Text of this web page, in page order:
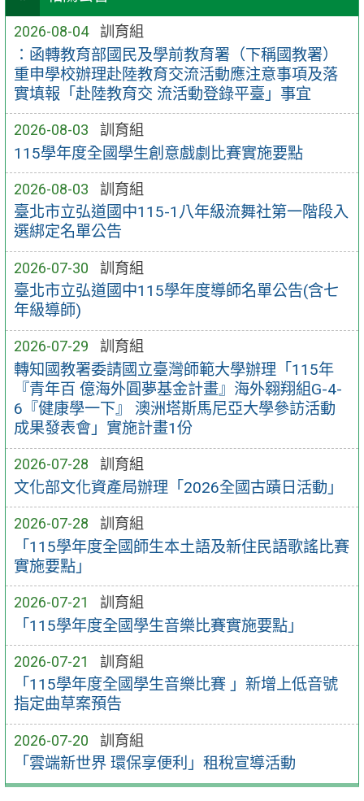
2026-08-04 訓育組
：函轉教育部國民及學前教育署（下稱國教署）
重申學校辦理赴陸教育交流活動應注意事項及落
實填報「赴陸教育交 流活動登錄平臺」事宜
2026-08-03 訓育組
115學年度全國學生創意戲劇比賽實施要點
2026-08-03 訓育組
臺北市立弘道國中115-1八年級流舞社第一階段入
選綁定名單公告
2026-07-30 訓育組
臺北市立弘道國中115學年度導師名單公告(含七
年級導師)
2026-07-29 訓育組
轉知國教署委請國立臺灣師範大學辦理「115年
『青年百 億海外圓夢基金計畫』海外翱翔組G-4-
6『健康學一下』 澳洲塔斯馬尼亞大學參訪活動
成果發表會」實施計畫1份
2026-07-28 訓育組
文化部文化資產局辦理「2026全國古蹟日活動」
2026-07-28 訓育組
「115學年度全國師生本土語及新住民語歌謠比賽
實施要點」
2026-07-21 訓育組
「115學年度全國學生音樂比賽實施要點」
2026-07-21 訓育組
「115學年度全國學生音樂比賽 」新增上低音號
指定曲草案預告
2026-07-20 訓育組
「雲端新世界 環保享便利」租稅宣導活動